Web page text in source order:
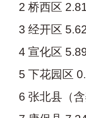
2 桥西区
3 经开区
4 宣化区
5 下花园区
6 张北县（